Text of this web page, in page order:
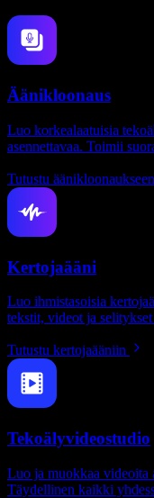
Äänikloonaus
Luo korkealaatuisia
asennettavaa. Toimii
Tutustu äänikloonaukseen
Kertojaääni
Luo ihmistasoisia
tekstit, videot ja
Tutustu kertojaääniin
Tekoälyvideostudio
Luo ja muokkaa videoita
Täydellinen kaikki